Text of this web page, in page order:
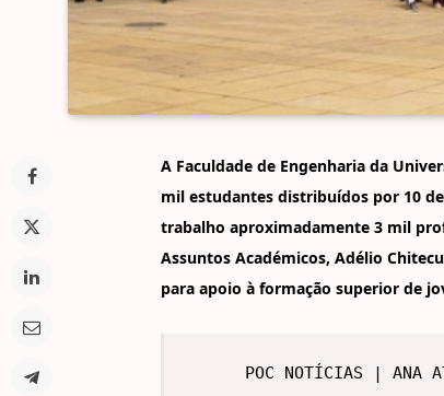
A Faculdade de Engenharia da
mil estudantes distribuídos por 10
trabalho aproximadamente 3 mil
Assuntos Académicos, Adélio
para apoio à formação superior de
POC NOTÍCIAS |